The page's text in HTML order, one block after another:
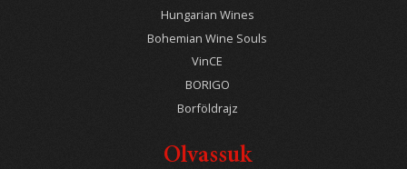
Hungarian Wines
Bohemian Wine Souls
VinCE
BORIGO
Borföldrajz
Olvassuk